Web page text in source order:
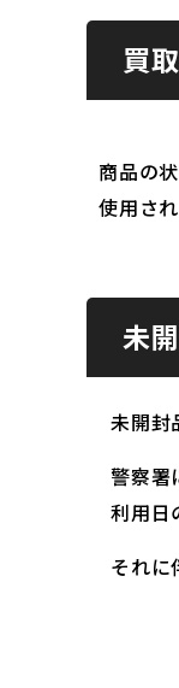
買
商品の
使用さ
未
未開封
警察署
利用日
それに